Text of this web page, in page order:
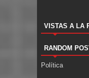
VISTAS A LA
RANDOM
Política